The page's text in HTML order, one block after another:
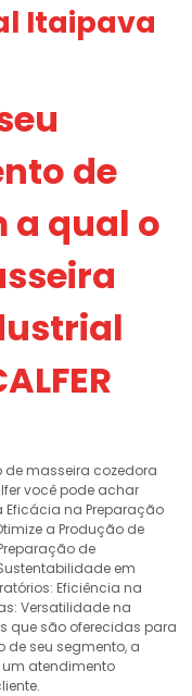
Itaipava
de
a qual o
de masseira cozedora
você pode achar
Eficácia na Preparação
a Produção de
de
em
Eficiência na
Versatilidade na
que são oferecidas para
de seu segmento, a
atendimento